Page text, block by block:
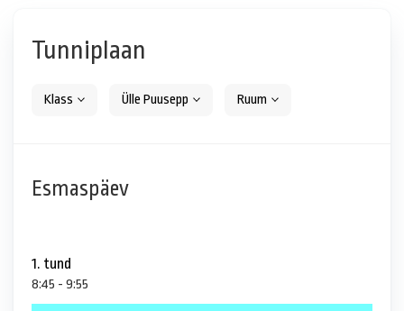
Tunniplaan
Klass Ülle Puusepp Ruum
Esmaspäev
1. tund
8:45 - 9:55